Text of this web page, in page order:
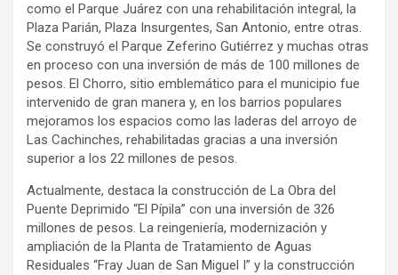
como el Parque Juárez con una rehabilitación integral, la
Plaza Parián, Plaza Insurgentes, San Antonio, entre otras.
Se construyó el Parque Zeferino Gutiérrez y muchas otras
en proceso con una inversión de más de 100 millones de
pesos. El Chorro, sitio emblemático para el municipio fue
intervenido de gran manera y, en los barrios populares
mejoramos los espacios como las laderas del arroyo de
Las Cachinches, rehabilitadas gracias a una inversión
superior a los 22 millones de pesos.
Actualmente, destaca la construcción de La Obra del
Puente Deprimido “El Pípila” con una inversión de 326
millones de pesos. La reingeniería, modernización y
ampliación de la Planta de Tratamiento de Aguas
Residuales “Fray Juan de San Miguel I” y la construcción